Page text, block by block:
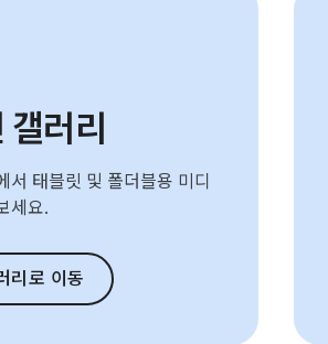
러리
서 태블릿 및 폴더블용 미디
세요.
리로 이동